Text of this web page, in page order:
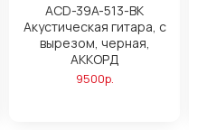
ACD-39A-513-BK
Акустическая гитара, с
вырезом, черная,
АККОРД
9500р.